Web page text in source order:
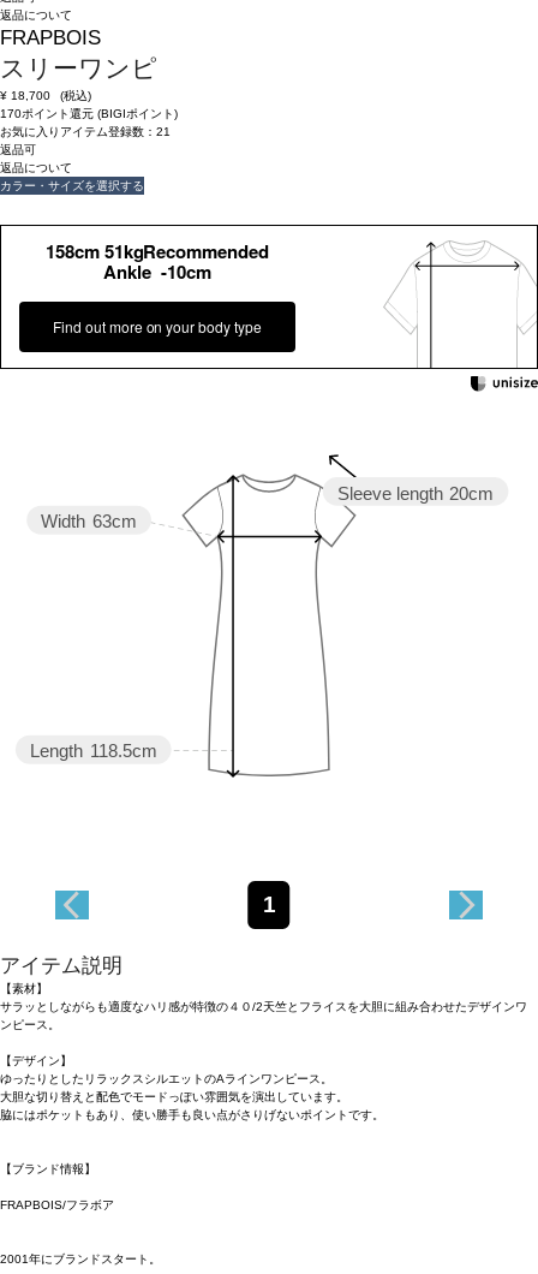
返品について
FRAPBOIS
スリーワンピ
¥ 18,700
(税込)
170ポイント還元 (BIGIポイント)
お気に入りアイテム登録数： 21
返品可
返品について
カラー・サイズを選択する
158cm 51kgRecommended
Ankle -10cm
Find out more on your body type
Sleeve length 20cm
Length 118.5cm
Width 63cm
1
アイテム説明
【素材】
サラッとしながらも適度なハリ感が特徴の４０/2天竺とフライスを大胆に組み合わせたデザインワ
ンピース。
【デザイン】
ゆったりとしたリラックスシルエットのAラインワンピース。
大胆な切り替えと配色でモードっぽい雰囲気を演出しています。
脇にはポケットもあり、使い勝手も良い点がさりげないポイントです。
【ブランド情報】
FRAPBOIS/フラボア
2001年にブランドスタート。